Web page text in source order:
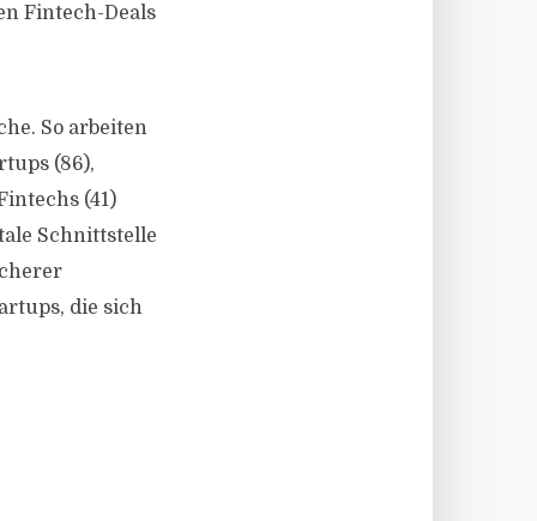
Fintech-Deals
So arbeiten
(86),
(41)
Schnittstelle
die sich